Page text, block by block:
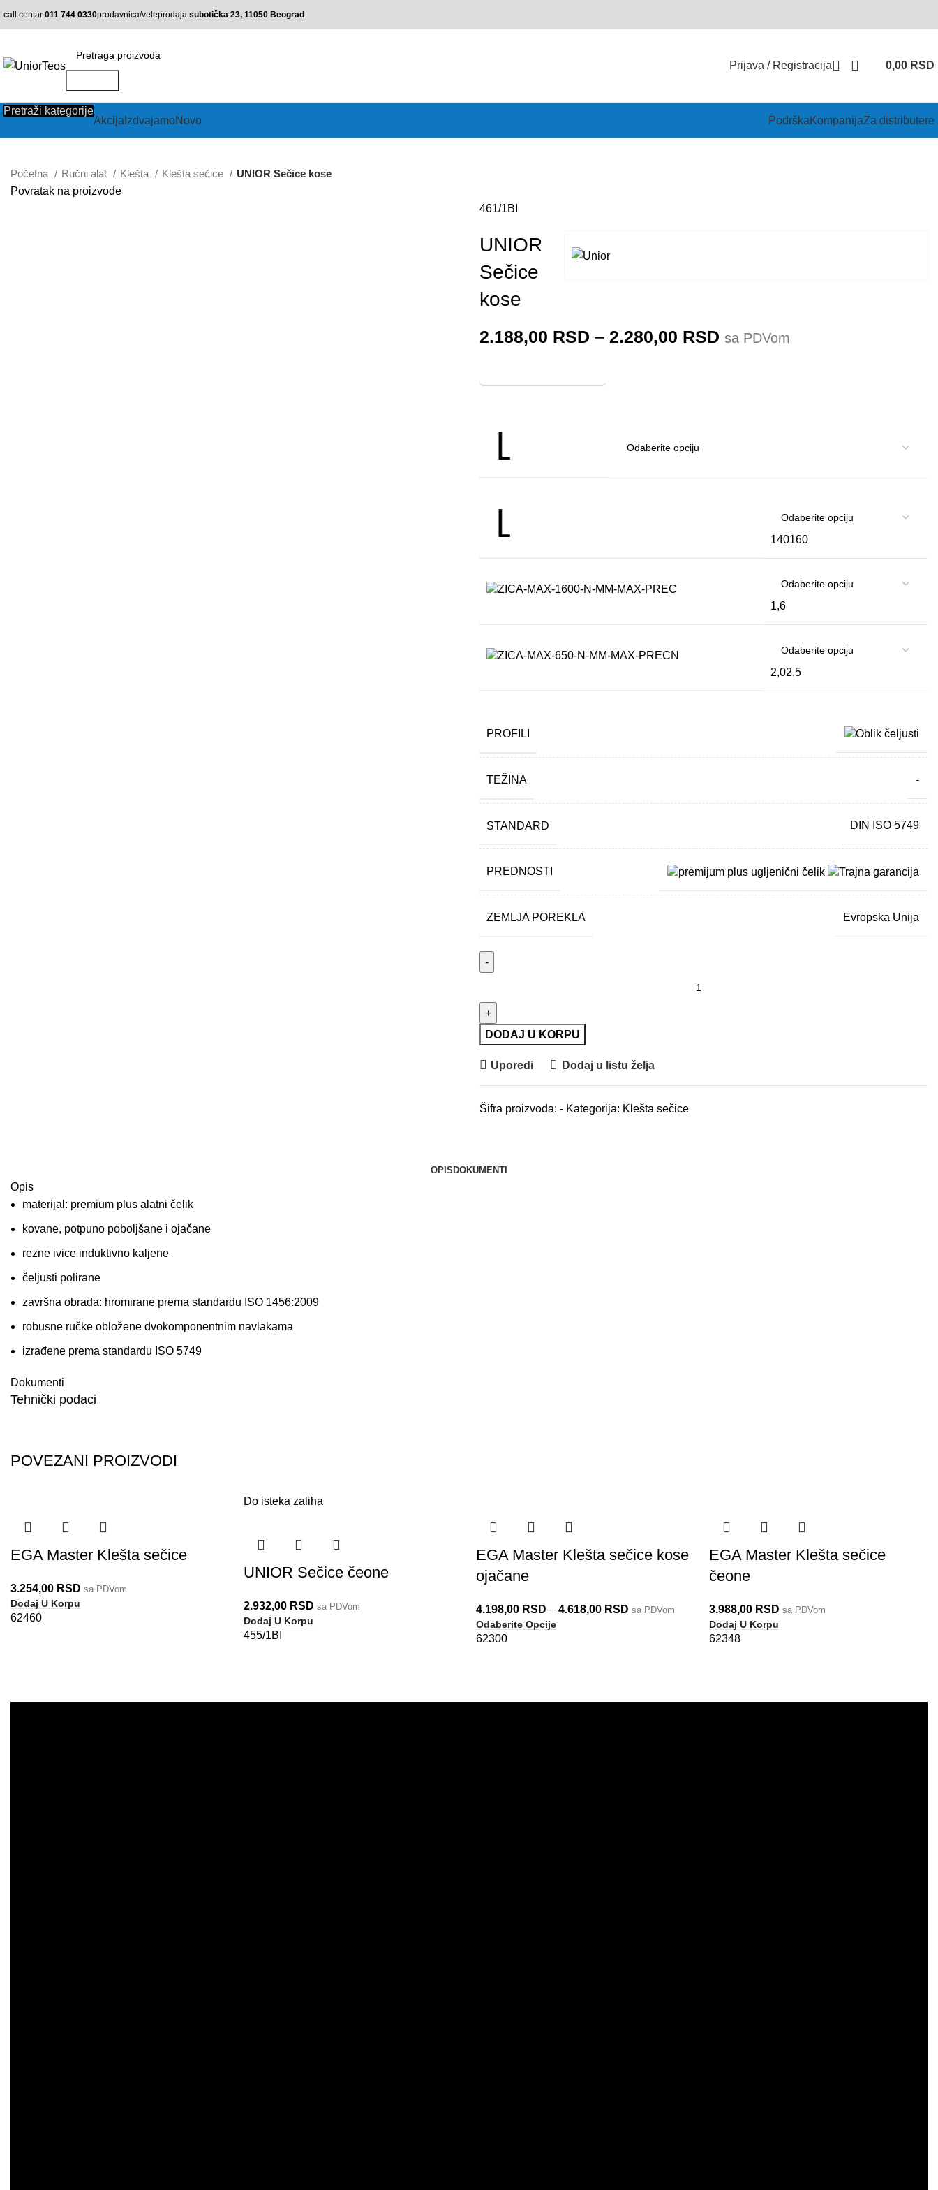
call centar 011 744 0330prodavnica/veleprodaja subotička 23, 11050 Beograd
Prijava / Registracija 0,00 RSD
Pretraži kategorije
Akcija IzdvajamoNovo PodrškaKompanijaZa distributere
Početna Ručni alat Klešta Klešta sečice
UNIOR Sečice kose
Povratak na proizvode
461/1BI
UNIOR
Sečice
kose
2.188,00 RSD – 2.280,00 RSD sa PDVom
140160
1,6
2,02,5
PROFILI
TEŽINA -
STANDARD DIN ISO 5749
PREDNOSTI
ZEMLJA POREKLA Evropska Unija
DODAJ U KORPU
Uporedi Dodaj u listu želja
Šifra proizvoda: - Kategorija: Klešta sečice
OPIS DOKUMENTI
Opis
materijal: premium plus alatni čelik
kovane, potpuno poboljšane i ojačane
rezne ivice induktivno kaljene
čeljusti polirane
završna obrada: hromirane prema standardu ISO 1456:2009
robusne ručke obložene dvokomponentnim navlakama
izrađene prema standardu ISO 5749
Dokumenti
Tehnički podaci
POVEZANI PROIZVODI
EGA Master Klešta sečice
3.254,00 RSD sa PDVom
Dodaj U Korpu
62460
Do isteka zaliha
UNIOR Sečice čeone
2.932,00 RSD sa PDVom
Dodaj U Korpu
455/1BI
EGA Master Klešta sečice kose
ojačane
4.198,00 RSD – 4.618,00 RSD sa PDVom
Odaberite Opcije
62300
EGA Master Klešta sečice
čeone
3.988,00 RSD sa PDVom
Dodaj U Korpu
62348